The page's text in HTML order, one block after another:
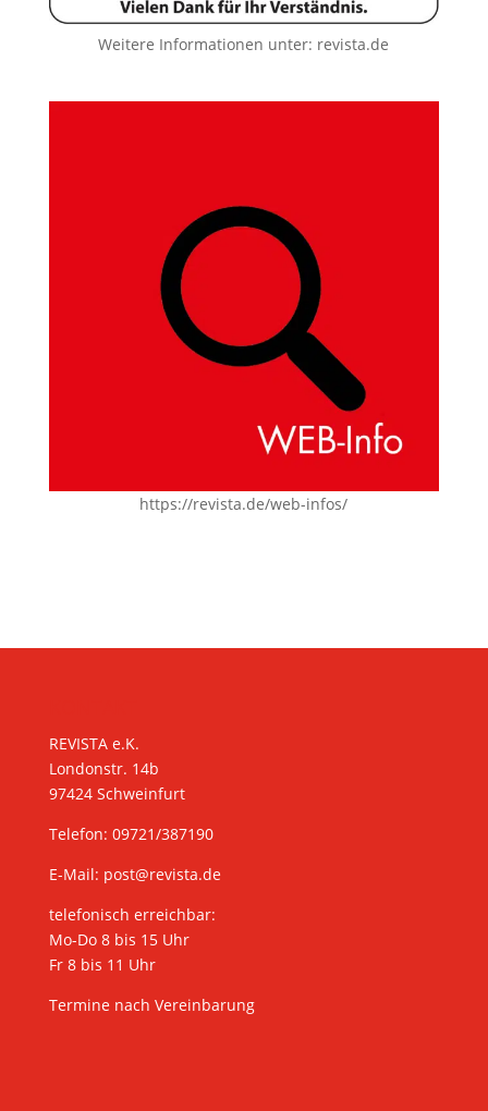
Weitere Informationen unter: revista.de
https://revista.de/web-infos/
REVISTA e.K.
Londonstr. 14b
97424 Schweinfurt
Telefon: 09721/387190
E-Mail: post@revista.de
telefonisch erreichbar:
Mo-Do 8 bis 15 Uhr
Fr 8 bis 11 Uhr
Termine nach Vereinbarung